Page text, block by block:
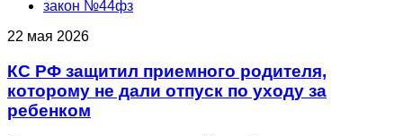
закон №44фз
22 мая 2026
КС РФ защитил приемного родителя,
которому не дали отпуск по уходу за
ребенком